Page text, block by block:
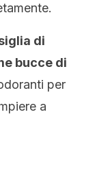
di
bucce di
per
a